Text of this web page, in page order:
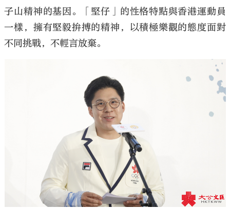
子山精神的基因。「堅仔」的性格特點與香港運動員
一樣，擁有堅毅拚搏的精神，以積極樂觀的態度面對
不同挑戰，不輕言放棄。